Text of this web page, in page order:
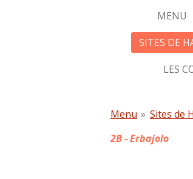
MENU
SITES DE
LES
Menu » Sites de
2B - Erbajolo